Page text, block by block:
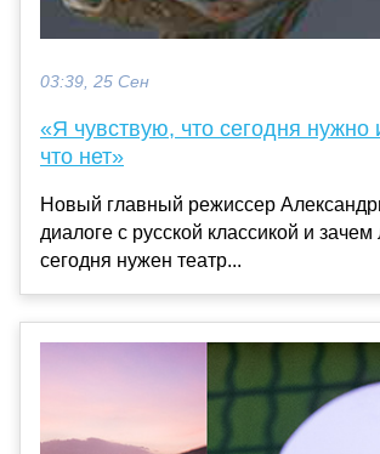
03:39, 25 Сен
«Я чувствую, что сегодня нужно
что нет»
Новый главный режиссер
диалоге с русской классикой и
сегодня нужен театр...